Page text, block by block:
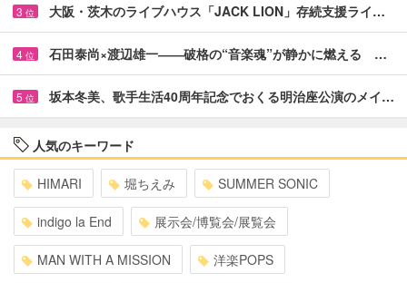
3 位 大阪・茨木のライブハウス「JACK LION」存続支援ライ…
4 位 石田泰尚×渡辺雄一――破格の“音楽魂”が静かに燃える …
5 位 坂本冬美、歌手生活40周年記念でおくる明治座公演のメイ…
人気のキーワード
HIMARI 堀ちえみ SUMMER SONIC
indigo la End 展示会/博覧会/展覧会
MAN WITH A MISSION 洋楽POPS